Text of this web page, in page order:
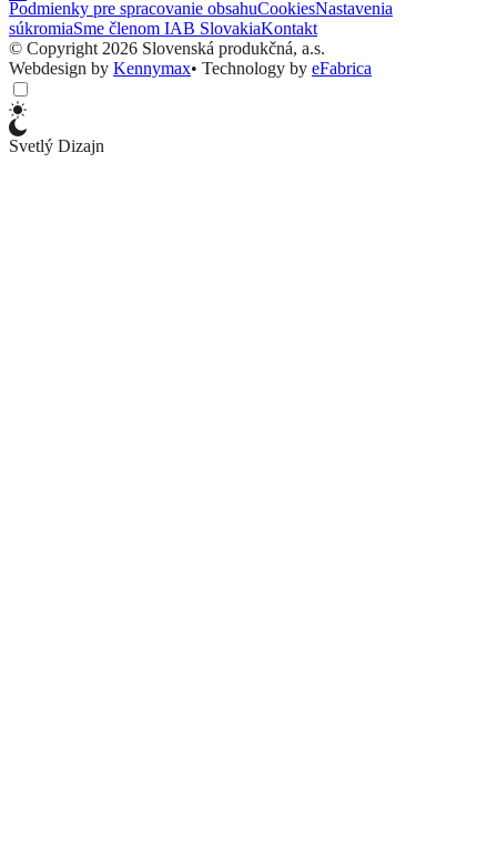
Podmienky pre spracovanie obsahuCookiesNastavenia
súkromiaSme členom IAB SlovakiaKontakt
© Copyright 2026 Slovenská produkčná, a.s.
Webdesign by Kennymax• Technology by eFabrica
Svetlý Dizajn